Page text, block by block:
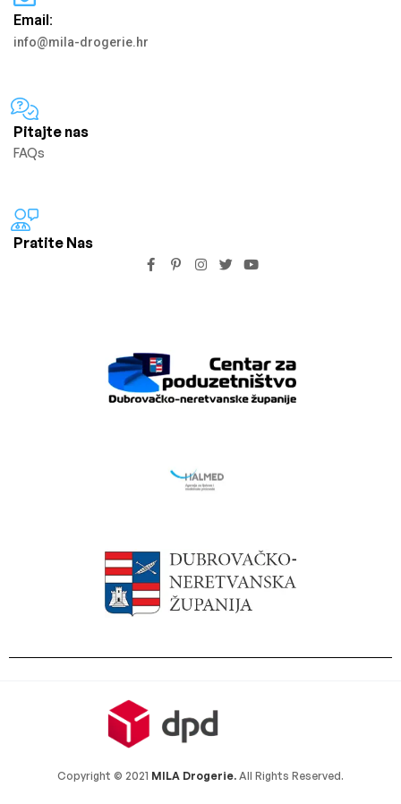
Email:
info@mila-drogerie.hr
Pitajte nas
FAQs
Pratite Nas
Copyright © 2021 MILA Drogerie. All Rights Reserved.